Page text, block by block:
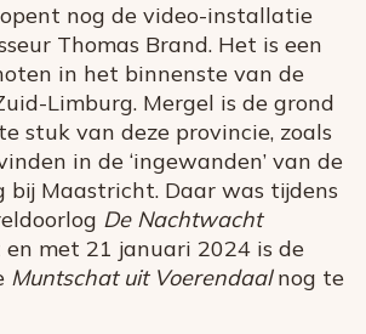
nog de video-installatie
Thomas Brand. Het is een
in het binnenste van de
Limburg. Mergel is de grond
stuk van deze provincie, zoals
in de ‘ingewanden’ van de
bij Maastricht. Daar was tijdens
De Nachtwacht
en met 21 januari 2024 is de
Muntschat uit Voerendaalnog te